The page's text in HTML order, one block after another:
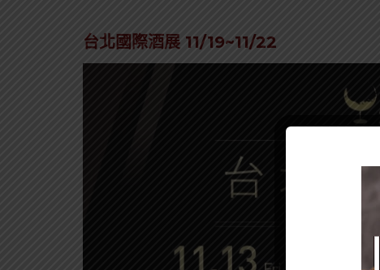
台北國際酒展 11/19~11/22